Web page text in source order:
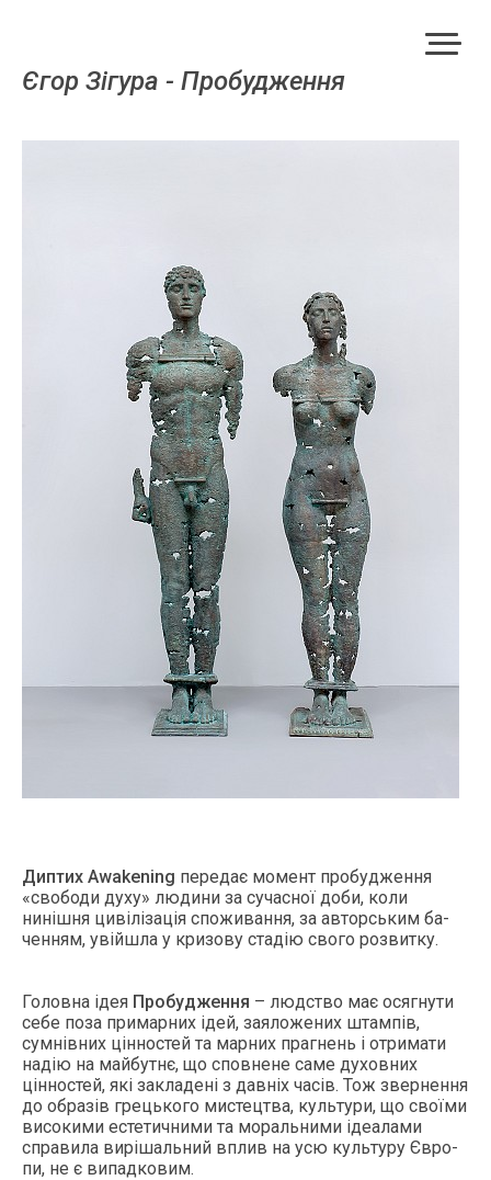
Єгор Зігу­ра - Про­буд­ження
Дип­тих Awakening пе­редає мо­мент про­буд­ження
«сво­боди ду­ху» лю­дини за су­час­ної до­би, ко­ли
нинішня цивілізація спо­живан­ня, за ав­торсь­ким ба­
чен­ням, увій­шла у кри­зову стадію сво­го роз­витку.
Го­лов­на ідея Про­буд­ження – людс­тво має осяг­ну­ти
се­бе по­за при­мар­них ідей, за­яло­жених штампів,
сумнівних ціннос­тей та мар­них праг­нень і от­ри­мати
надію на май­бутнє, що спов­не­не са­ме ду­хов­них
ціннос­тей, які зак­ла­дені з давніх часів. Тож звер­нення
до об­разів грець­ко­го мис­тец­тва, куль­ту­ри, що своїми
ви­соки­ми ес­те­тич­ни­ми та мо­раль­ни­ми іде­ала­ми
спра­вила вирішаль­ний вплив на усю куль­ту­ру Євро­
пи, не є ви­пад­ко­вим.